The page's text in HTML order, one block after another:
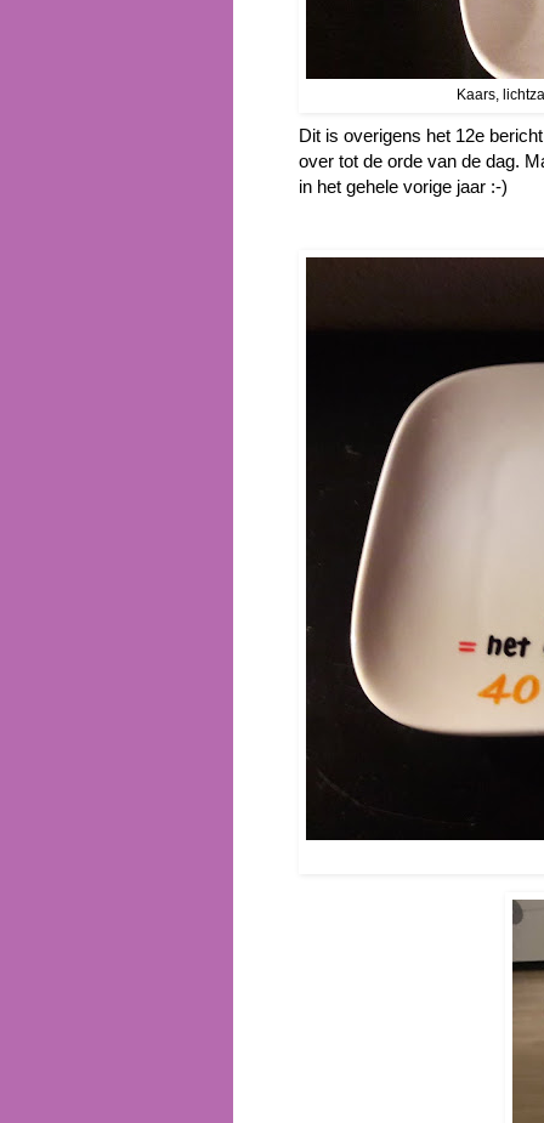
Kaars,
Dit is overigens het 12e
over tot de orde van de dag.
in het gehele vorige jaar :-)